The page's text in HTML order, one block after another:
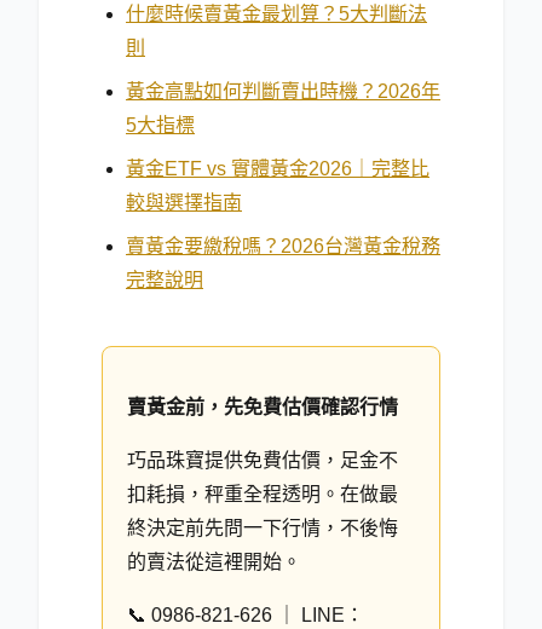
什麼時候賣黃金最划算？5大判斷法
則
黃金高點如何判斷賣出時機？2026年
5大指標
黃金ETF vs 實體黃金2026｜完整比
較與選擇指南
賣黃金要繳稅嗎？2026台灣黃金稅務
完整說明
賣黃金前，先免費估價確認行情
巧品珠寶提供免費估價，足金不
扣耗損，秤重全程透明。在做最
終決定前先問一下行情，不後悔
的賣法從這裡開始。
📞 0986-821-626 ｜ LINE：